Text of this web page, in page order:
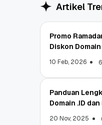
Artikel
Promo
Diskon
10 Feb, 2026 6
Panduan
Domain .ID
20 Nov, 2025